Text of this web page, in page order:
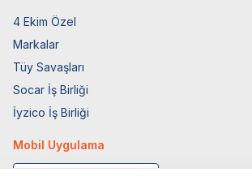
4 Ekim Özel
Markalar
Tüy Savaşları
Socar İş Birliği
İyzico İş Birliği
Mobil Uygulama